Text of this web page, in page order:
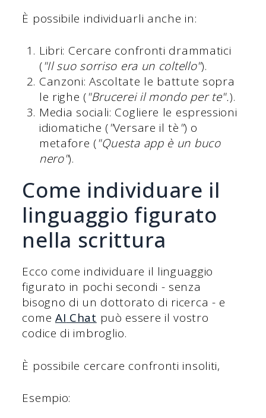
È possibile individuarli anche in:
Libri: Cercare confronti drammatici
("Il suo sorriso era un coltello").
Canzoni: Ascoltate le battute sopra
le righe ("Brucerei il mondo per te".).
Media sociali: Cogliere le espressioni
idiomatiche ("Versare il tè") o
metafore ("Questa app è un buco
nero").
Come individuare il
linguaggio figurato
nella scrittura
Ecco come individuare il linguaggio
figurato in pochi secondi - senza
bisogno di un dottorato di ricerca - e
come AI Chat può essere il vostro
codice di imbroglio.
È possibile cercare confronti insoliti,
Esempio: